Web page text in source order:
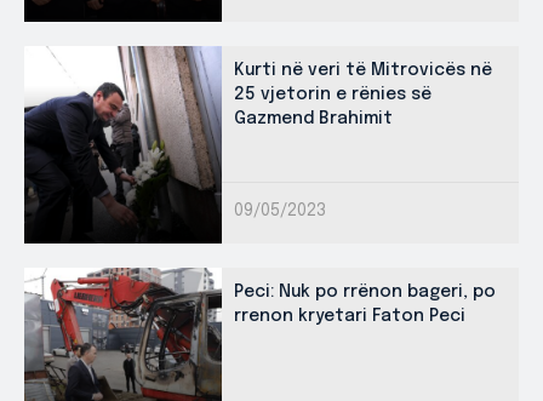
Kurti në veri të Mitrovicës në
25 vjetorin e rënies së
Gazmend Brahimit
09/05/2023
Peci: Nuk po rrënon bageri, po
rrenon kryetari Faton Peci